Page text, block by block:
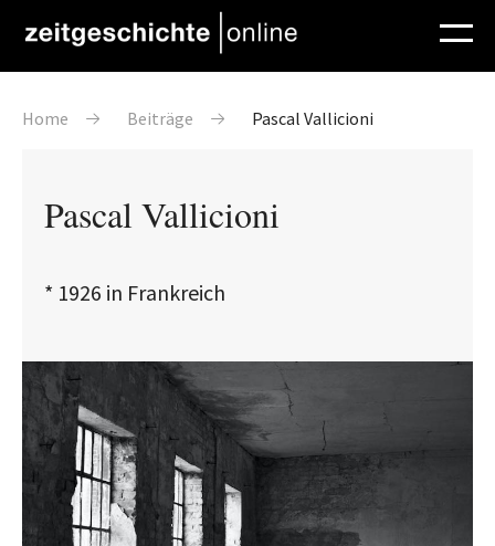
Pfadnavigation
Home Beiträge Pascal Vallicioni
Pascal Vallicioni
* 1926 in Frankreich